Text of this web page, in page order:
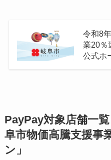
令和8
業20％
公式ホ
PayPay対象店舗一
阜市物価高騰支援事
ン」